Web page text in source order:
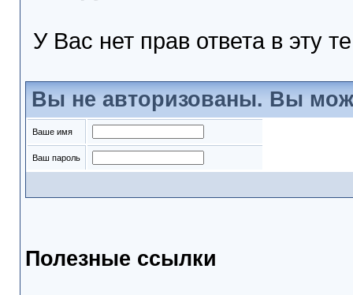
У Вас нет прав ответа в эту
Вы не авторизованы. Вы
Ваше имя
Ваш пароль
Полезные ссылки